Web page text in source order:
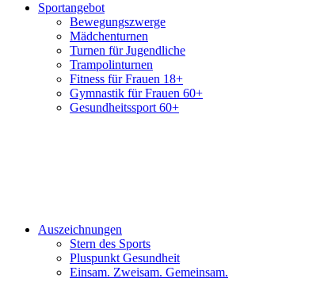
Sportangebot
Bewegungszwerge
Mädchenturnen
Turnen für Jugendliche
Trampolinturnen
Fitness für Frauen 18+
Gymnastik für Frauen 60+
Gesundheitssport 60+
Auszeichnungen
Stern des Sports
Pluspunkt Gesundheit
Einsam. Zweisam. Gemeinsam.